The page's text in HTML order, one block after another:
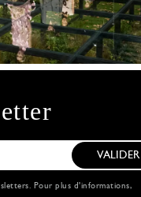
VALIDER
Pour plus d'informations,